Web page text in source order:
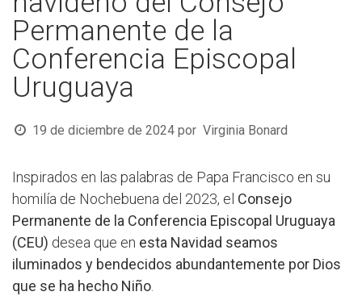
Permanente de la
Conferencia Episcopal
Uruguaya
19 de diciembre de 2024 por Virginia Bonard
Inspirados en las palabras de Papa Francisco en su
homilía de Nochebuena del 2023, el Consejo
Permanente de la Conferencia Episcopal Uruguaya
(CEU) desea que en esta Navidad seamos
iluminados y bendecidos abundantemente por Dios
que se ha hecho Niño